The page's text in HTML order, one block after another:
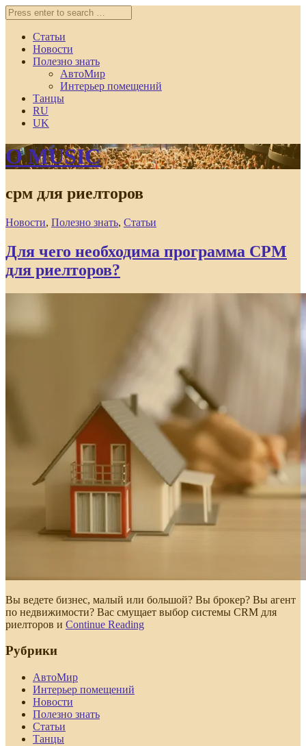
Статьи
Новости
Полезно знать
АвтоМир
Интерьер помещений
Танцы
RU
UK
O MUSIC
срм для риелторов
Новости, Полезно знать, Статьи
Для чего необходима программа СРМ
для риелторов?
Вы ведете бизнес, малый или большой? Вы брокер? Вы агент
по недвижимости? Вас смущает выбор системы CRM для
риелторов и Continue Reading
Рубрики
АвтоМир
Интерьер помещений
Новости
Полезно знать
Статьи
Танцы